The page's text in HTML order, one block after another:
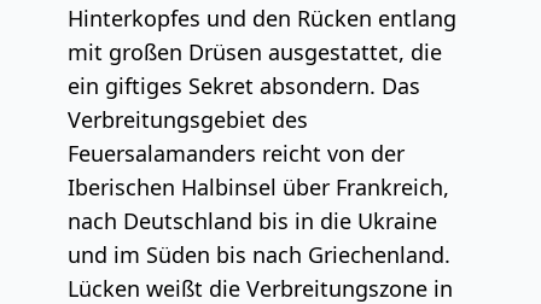
Hinterkopfes und den Rücken entlang
mit großen Drüsen ausgestattet, die
ein giftiges Sekret absondern. Das
Verbreitungsgebiet des
Feuersalamanders reicht von der
Iberischen Halbinsel über Frankreich,
nach Deutschland bis in die Ukraine
und im Süden bis nach Griechenland.
Lücken weißt die Verbreitungszone in